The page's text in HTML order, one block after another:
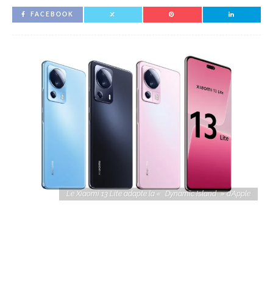
FACEBOOK
Le Xiaomi 13 Lite adapte la « Dynamic Island » d'Apple